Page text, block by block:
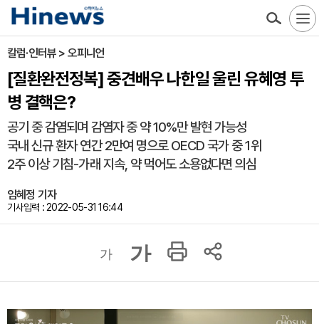
칼럼·인터뷰 > 오피니언
[질환완전정복] 중견배우 나한일 울린 유혜영 투
병 결핵은?
공기 중 감염되며 감염자 중 약 10%만 발현 가능성
국내 신규 환자 연간 2만여 명으로 OECD 국가 중 1위
2주 이상 기침-가래 지속, 약 먹어도 소용없다면 의심
임혜정 기자
기사입력 : 2022-05-31 16:44
가 가